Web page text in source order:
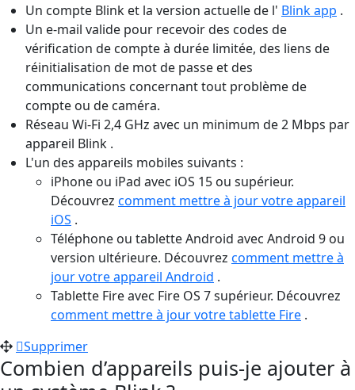
Un compte Blink et la version actuelle de l' Blink app .
Un e-mail valide pour recevoir des codes de
vérification de compte à durée limitée, des liens de
réinitialisation de mot de passe et des
communications concernant tout problème de
compte ou de caméra.
Réseau Wi-Fi 2,4 GHz avec un minimum de 2 Mbps par
appareil Blink .
L'un des appareils mobiles suivants :
iPhone ou iPad avec iOS 15 ou supérieur.
Découvrez comment mettre à jour votre appareil
iOS .
Téléphone ou tablette Android avec Android 9 ou
version ultérieure. Découvrez comment mettre à
jour votre appareil Android .
Tablette Fire avec Fire OS 7 supérieur. Découvrez
comment mettre à jour votre tablette Fire .
Supprimer
Combien d’appareils puis-je ajouter à